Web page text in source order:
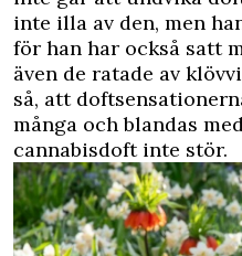
inte illa av den, men
för han har också satt
även de ratade av
så, att
många och blandas
cannabisdoft inte stör.